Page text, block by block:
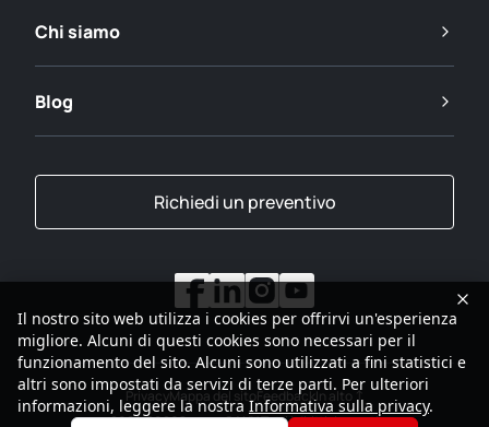
Chi siamo
Blog
Richiedi un preventivo
2001-2026Gruppo SANY Tutti i diritti riservati
PrivacyMappa del sitoFeedbackIn alto
Il nostro sito web utilizza i cookies per offrirvi un'esperienza
migliore. Alcuni di questi cookies sono necessari per il
funzionamento del sito. Alcuni sono utilizzati a fini statistici e
altri sono impostati da servizi di terze parti. Per ulteriori
informazioni, leggere la nostraInformativa sulla privacy.